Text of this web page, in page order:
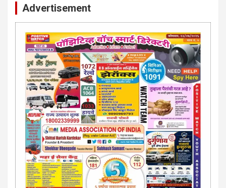
कायदेशीर सल्ला या मार्गदर्शन पाहिजे. संपर्क साधा-
परिस्थितीनुसार तुम्ही जर आर्थिक, शैक्षणिक, सामाजिक समस्या, गुन्हेगारी,
शारीरीक त्रास, फसवणूक सारख्या प्रकरणात अडकला असाल, काेर्टाची
पायरी चढला असाल तर चिंता नकाे.. आम्ही मदत करू. मार्गदर्शन करू,
कायदेशीर सल्ला देऊ. - आजच संपर्क साधा- भारत साेनुले-8888207374
या AD सतिश कुंभार -9860944728
मराठी.. इंग्रजी पेपरला जाहिरात द्यायची संपर्क साधा..
मराठी इंग्रजी दैनिकासाठी जिल्हा, राज्य आवृत्तीसाठी जाहिराती स्विकारल्या
जातील. नवशक्ती, फ्री प्रेस जर्नल साठी तुम्हीही तुमच्या नाेटीस द्या. बँक,
13/213/4 सेल्स , डिमांड नाेटीस इतरांच्यापेक्षा वाजवी दरात आम्ही आपली
जाहिरात पब्लिश करू. माेबा. 9420939699
Advertisement